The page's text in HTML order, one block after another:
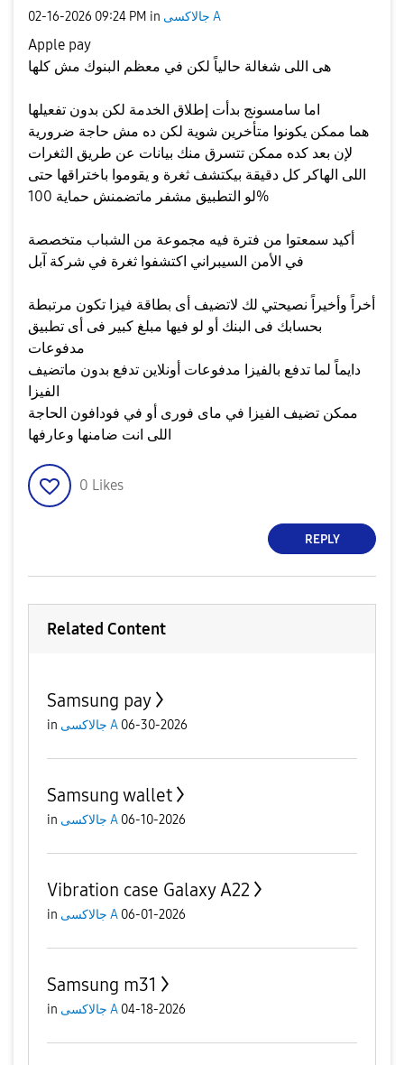
‎02-16-2026 09:24 PM in جالاكسى A
Apple pay
هى اللى شغالة حالياً لكن في معظم البنوك مش كلها
اما سامسونج بدأت إطلاق الخدمة لكن بدون تفعيلها
هما ممكن يكونوا متأخرين شوية لكن ده مش حاجة ضرورية
لإن بعد كده ممكن تتسرق منك بيانات عن طريق الثغرات
اللى الهاكر كل دقيقة بيكتشف ثغرة و يقوموا باختراقها حتى
لو التطبيق مشفر ماتضمنش حماية 100%
أكيد سمعتوا من فترة فيه مجموعة من الشباب متخصصة
في الأمن السيبراني اكتشفوا ثغرة في شركة آبل
أخراً وأخيراً نصيحتي لك لاتضيف أى بطاقة فيزا تكون مرتبطة
بحسابك فى البنك أو لو فيها مبلغ كبير فى أى تطبيق
مدفوعات
دايماً لما تدفع بالفيزا مدفوعات أونلاين تدفع بدون ماتضيف
الفيزا
ممكن تضيف الفيزا في ماى فورى أو في فودافون الحاجة
اللى انت ضامنها وعارفها
0 Likes
REPLY
Related Content
Samsung pay
in جالاكسى A 06-30-2026
Samsung wallet
in جالاكسى A 06-10-2026
Vibration case Galaxy A22
in جالاكسى A 06-01-2026
Samsung m31
in جالاكسى A 04-18-2026